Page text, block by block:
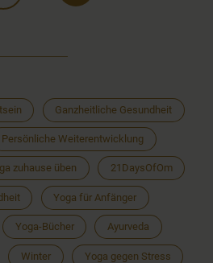
Ganzheitliche Gesundheit
Persönliche Weiterentwicklung
zuhause üben 21DaysOfOm
Yoga für Anfänger
Yoga-Bücher Ayurveda
Winter Yoga gegen Stress